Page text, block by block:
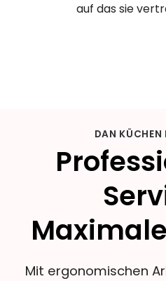
auf das sie
DAN KÜCHEN
Mit ergonomischen